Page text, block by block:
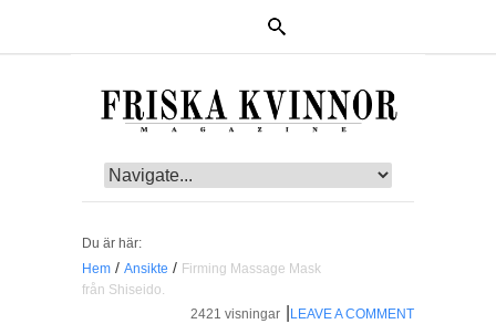
Du är här:
Hem / Ansikte / Firming Massage Mask
från Shiseido.
2421 visningar
LEAVE A COMMENT